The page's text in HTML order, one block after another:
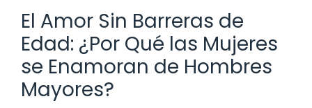
El Amor Sin Barreras de
Edad: ¿Por Qué las Mujeres
se Enamoran de Hombres
Mayores?